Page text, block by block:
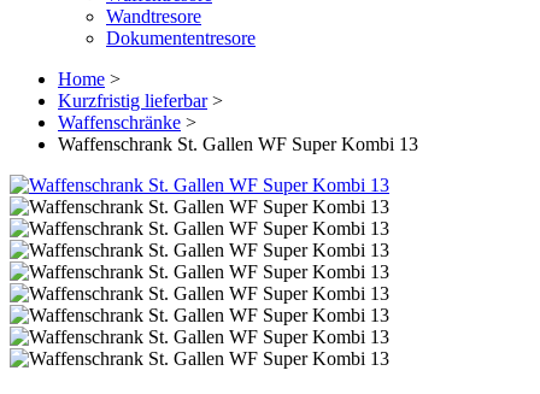
Wandtresore
Dokumententresore
Home >
Kurzfristig lieferbar >
Waffenschränke >
Waffenschrank St. Gallen WF Super Kombi 13